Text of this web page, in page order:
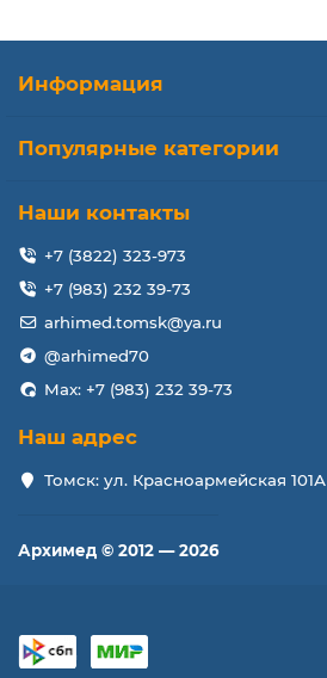
Информация
Популярные категории
Наши контакты
+7 (3822) 323-973
+7 (983) 232 39-73
arhimed.tomsk@ya.ru
@arhimed70
Max: +7 (983) 232 39-73
Наш адрес
Томск: ул. Красноармейская 101А
Архимед © 2012 — 2026